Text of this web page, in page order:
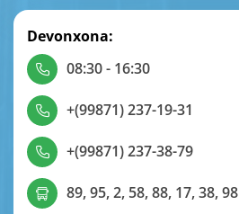
Devonxona:
08:30 - 16:30
+(99871) 237-19-31
+(99871) 237-38-79
89, 95, 2, 58, 88, 17, 38, 98